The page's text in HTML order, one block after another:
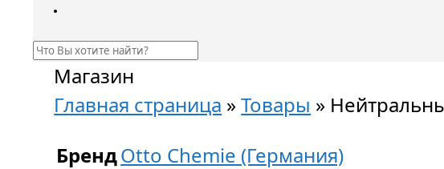
Магазин
Главная страница »Товары »
БрендOtto Chemie (Германия)